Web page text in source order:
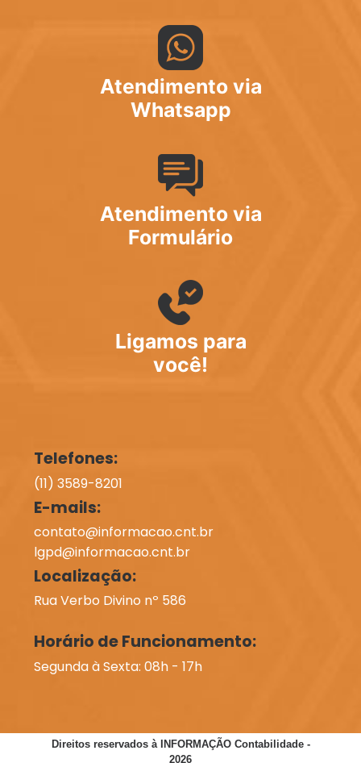
Atendimento via
Whatsapp
Atendimento via
Formulário
Ligamos para
você!
Telefones:
(11) 3589-8201
E-mails:
contato@informacao.cnt.br
lgpd@informacao.cnt.br
Localização:
Rua Verbo Divino nº 586
Horário de Funcionamento:
Segunda à Sexta: 08h - 17h
Direitos reservados à INFORMAÇÃO Contabilidade -
2026